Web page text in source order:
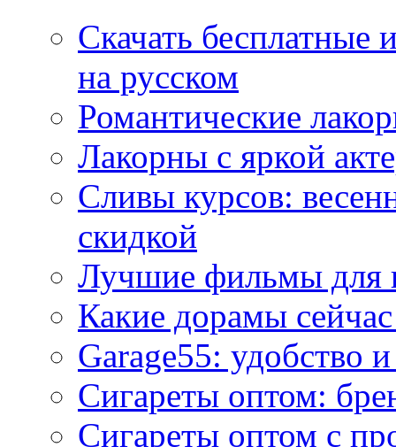
Скачать
на русском
Романтические
Лакорны с яркой
Сливы курсов:
скидкой
Лучшие фильмы для
Какие дорамы
Garage55: удобство
Сигареты оптом:
Сигареты оптом с